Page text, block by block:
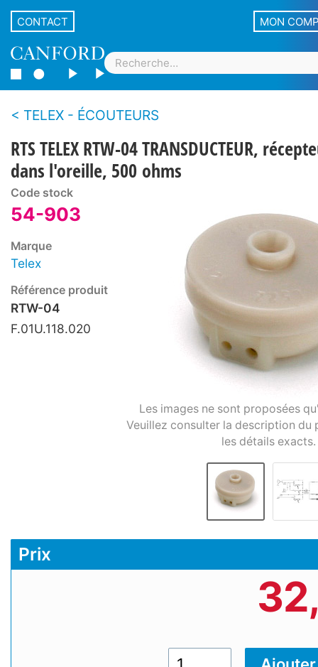
CONTACT MON
TELEX - ÉCOUTEURS
RTS TELEX RTW-04 TRANSDUCTEUR,
dans l'oreille, 500 ohms
Code stock
54-903
Marque
Telex
Référence produit
RTW-04
F.01U.118.020
Les images ne sont proposées
Veuillez consulter la description du
les détails exacts.
Prix